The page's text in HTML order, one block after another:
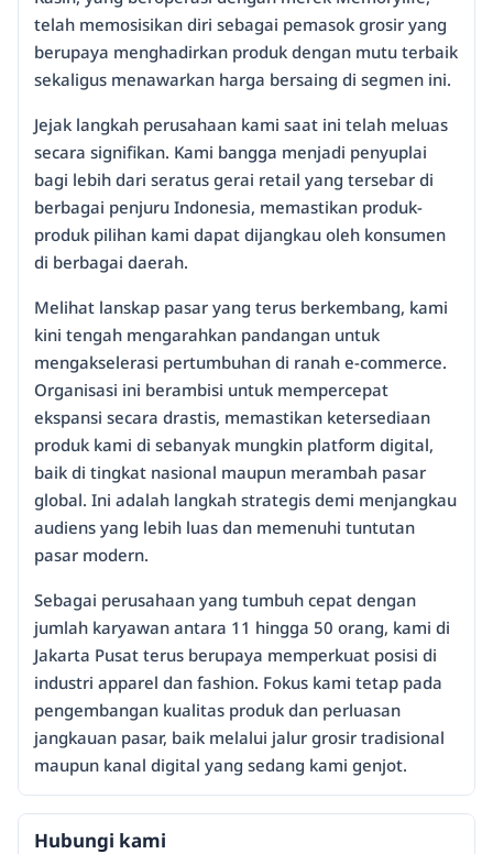
telah memosisikan diri sebagai pemasok grosir yang
berupaya menghadirkan produk dengan mutu terbaik
sekaligus menawarkan harga bersaing di segmen ini.
Jejak langkah perusahaan kami saat ini telah meluas
secara signifikan. Kami bangga menjadi penyuplai
bagi lebih dari seratus gerai retail yang tersebar di
berbagai penjuru Indonesia, memastikan produk-
produk pilihan kami dapat dijangkau oleh konsumen
di berbagai daerah.
Melihat lanskap pasar yang terus berkembang, kami
kini tengah mengarahkan pandangan untuk
mengakselerasi pertumbuhan di ranah e-commerce.
Organisasi ini berambisi untuk mempercepat
ekspansi secara drastis, memastikan ketersediaan
produk kami di sebanyak mungkin platform digital,
baik di tingkat nasional maupun merambah pasar
global. Ini adalah langkah strategis demi menjangkau
audiens yang lebih luas dan memenuhi tuntutan
pasar modern.
Sebagai perusahaan yang tumbuh cepat dengan
jumlah karyawan antara 11 hingga 50 orang, kami di
Jakarta Pusat terus berupaya memperkuat posisi di
industri apparel dan fashion. Fokus kami tetap pada
pengembangan kualitas produk dan perluasan
jangkauan pasar, baik melalui jalur grosir tradisional
maupun kanal digital yang sedang kami genjot.
Hubungi kami